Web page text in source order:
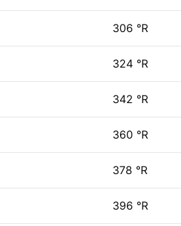
306 °R
324 °R
342 °R
360 °R
378 °R
396 °R